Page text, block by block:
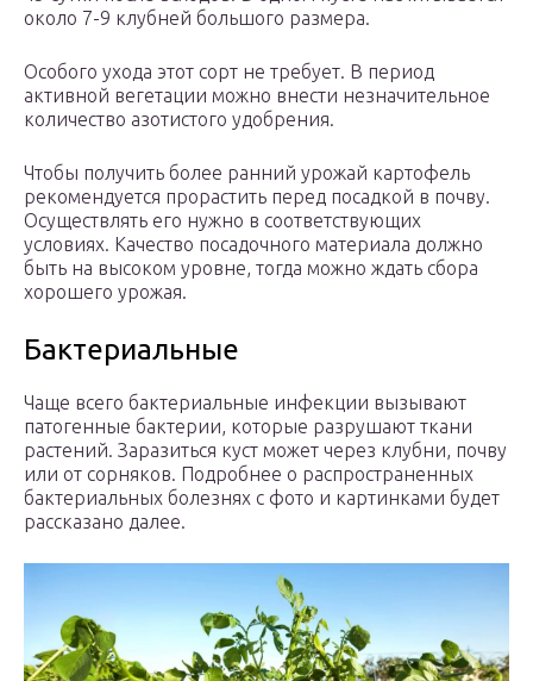
около 7-9 клубней большого размера.
Особого ухода этот сорт не требует. В период
активной вегетации можно внести незначительное
количество азотистого удобрения.
Чтобы получить более ранний урожай картофель
рекомендуется прорастить перед посадкой в почву.
Осуществлять его нужно в соответствующих
условиях. Качество посадочного материала должно
быть на высоком уровне, тогда можно ждать сбора
хорошего урожая.
Бактериальные
Чаще всего бактериальные инфекции вызывают
патогенные бактерии, которые разрушают ткани
растений. Заразиться куст может через клубни, почву
или от сорняков. Подробнее о распространенных
бактериальных болезнях с фото и картинками будет
рассказано далее.